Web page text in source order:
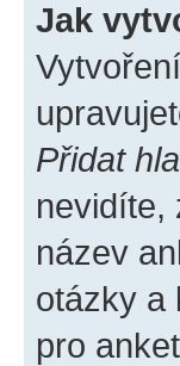
Jak
Přidat
nevidíte,
název
otázky a
pro